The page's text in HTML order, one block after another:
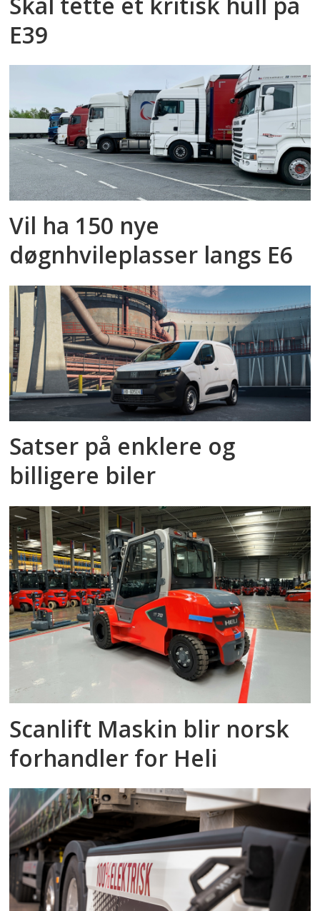
E39
Vil ha 150 nye
døgnhvileplasser langs E6
Satser på enklere og
billigere biler
Scanlift Maskin blir norsk
forhandler for Heli